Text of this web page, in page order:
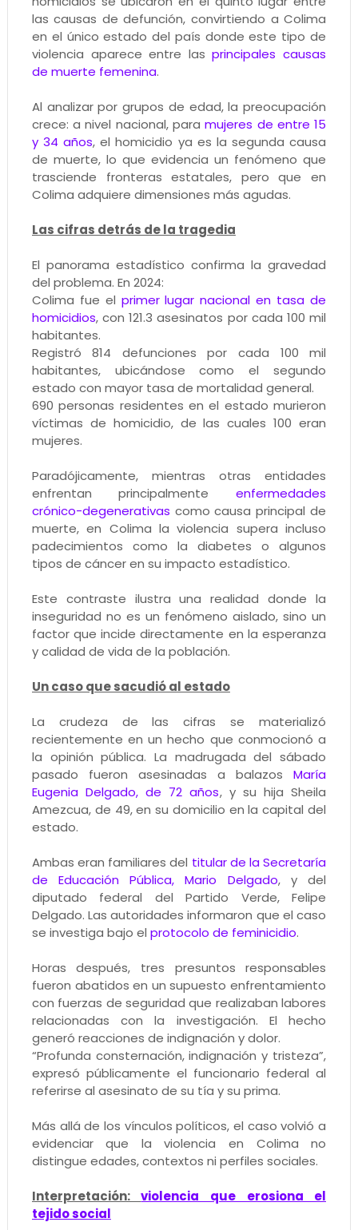
las causas de defunción, convirtiendo a Colima
en el único estado del país donde este tipo de
violencia aparece entre lasprincipales causas
de muerte femenina.
Al analizar por grupos de edad, la preocupación
crece: a nivel nacional, paramujeres de entre 15
y 34 años, el homicidio ya es la segunda causa
de muerte, lo que evidencia un fenómeno que
trasciende fronteras estatales, pero que en
Colima adquiere dimensiones más agudas.
Las cifras detrás de la tragedia
El panorama estadístico confirma la gravedad
del problema. En 2024:
Colima fue el primer lugar nacional en tasa de
homicidios, con 121.3 asesinatos por cada 100 mil
habitantes.
Registró 814 defunciones por cada 100 mil
habitantes, ubicándose como el segundo
estado con mayor tasa de mortalidad general.
690 personas residentes en el estado murieron
víctimas de homicidio, de las cuales 100 eran
mujeres.
Paradójicamente, mientras otras entidades
enfrentan principalmenteenfermedades
crónico-degenerativas como causa principal de
muerte, en Colima la violencia supera incluso
padecimientos como la diabetes o algunos
tipos de cáncer en su impacto estadístico.
Este contraste ilustra una realidad donde la
inseguridad no es un fenómeno aislado, sino un
factor que incide directamente en la esperanza
y calidad de vida de la población.
Un caso que sacudió al estado
La crudeza de las cifras se materializó
recientemente en un hecho que conmocionó a
la opinión pública. La madrugada del sábado
pasado fueron asesinadas a balazosMaría
Eugenia Delgado, de 72 años, y su hija Sheila
Amezcua, de 49, en su domicilio en la capital del
estado.
Ambas eran familiares del titular de la Secretaría
de Educación Pública, Mario Delgado, y del
diputado federal del Partido Verde, Felipe
Delgado. Las autoridades informaron que el caso
se investiga bajo el protocolo de feminicidio.
Horas después, tres presuntos responsables
fueron abatidos en un supuesto enfrentamiento
con fuerzas de seguridad que realizaban labores
relacionadas con la investigación. El hecho
generó reacciones de indignación y dolor.
“Profunda consternación, indignación y tristeza”,
expresó públicamente el funcionario federal al
referirse al asesinato de su tía y su prima.
Más allá de los vínculos políticos, el caso volvió a
evidenciar que la violencia en Colima no
distingue edades, contextos ni perfiles sociales.
Interpretación:violencia que erosiona el
tejido social